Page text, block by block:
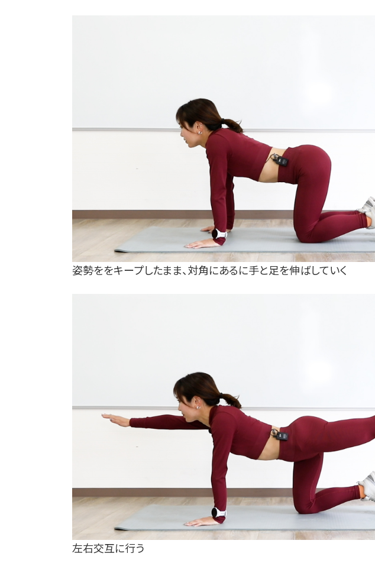
姿勢ををキープしたまま、対角にあるに手と足を伸ばしていく
左右交互に行う